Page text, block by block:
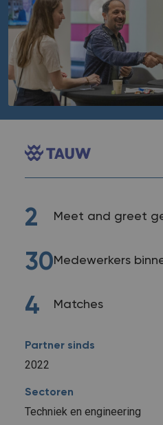
2
30
4
Meet and greet
Medewerkers
Matches
Partner sinds
2022
Sectoren
Techniek en engineering